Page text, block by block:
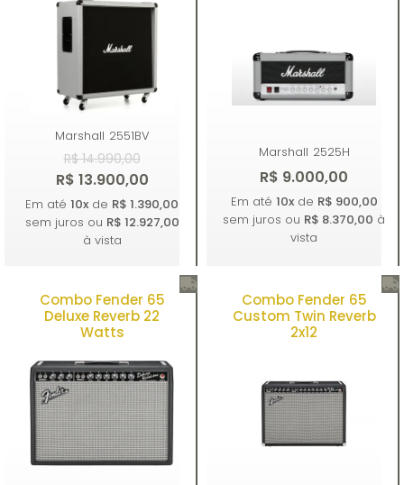
Marshall 2551BV
R$ 14.990,00
R$ 13.900,00
Comprar
Em até 10x de R$ 1.390,00
sem juros ou R$ 12.927,00
à vista
Marshall 2525H
R$ 9.000,00
Comprar
Em até 10xde R$ 900,00
sem juros ou R$ 8.370,00 à
vista
Combo Fender 65
Deluxe Reverb 22
Watts
Combo Fender 65
Custom Twin Reverb
2x12